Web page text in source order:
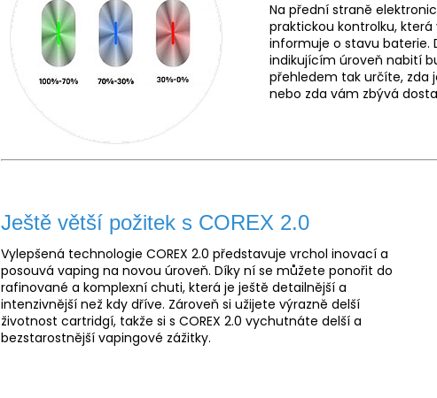
Na přední straně
praktickou kontrolku,
informuje o stavu baterie.
indikujícím úroveň nabití
přehledem tak určíte, zda
nebo zda vám zbývá
Ještě větší požitek s COREX 2.0
Vylepšená technologie COREX 2.0 představuje vrchol inovací a
posouvá vaping na novou úroveň. Díky ní se můžete ponořit do
rafinované a komplexní chuti, která je ještě detailnější a
intenzivnější než kdy dříve. Zároveň si užijete výrazně delší
životnost cartridgí, takže si s COREX 2.0 vychutnáte delší a
bezstarostnější vapingové zážitky.